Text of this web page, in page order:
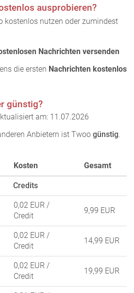
ausprobieren?
kostenlos nutzen oder zumindest
Nachrichten versenden
die ersten Nachrichten kostenlos
günstig?
am: 11.07.2026
Anbietern ist Twoo günstig.
Kosten Gesamt
Credits
0,02 EUR /
Credit
9,99 EUR
0,02 EUR /
Credit
14,99 EUR
0,02 EUR /
Credit
19,99 EUR